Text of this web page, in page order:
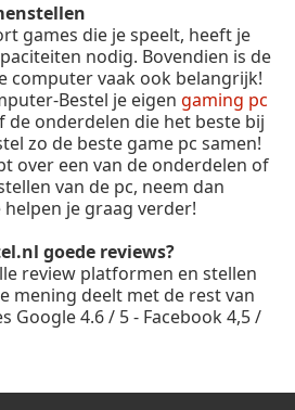
games die je speelt, heeft je
nodig. Bovendien is de
computer vaak ook belangrijk!
Bestel je eigen gaming pc
de onderdelen die het beste bij
zo de beste game pc samen!
over een van de onderdelen of
van de pc, neem dan
je graag verder!
goede reviews?
review platformen en stellen
mening deelt met de rest van
Google 4.6 / 5 - Facebook 4,5 /